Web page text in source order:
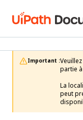
Important :
partie
La
peut